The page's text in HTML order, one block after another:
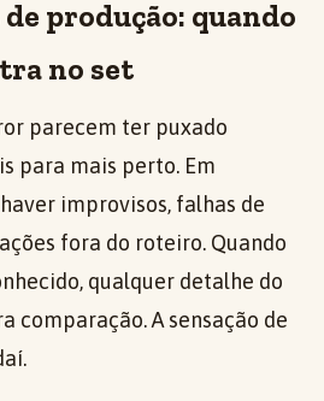
produção: quando
no set
parecem ter puxado
para mais perto. Em
improvisos, falhas de
fora do roteiro. Quando
qualquer detalhe do
comparação. A sensação de